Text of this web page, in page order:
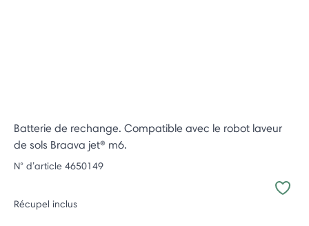
Batterie de rechange. Compatible avec le robot laveur
de sols Braava jet® m6.
N° d’article 4650149
Récupel inclus